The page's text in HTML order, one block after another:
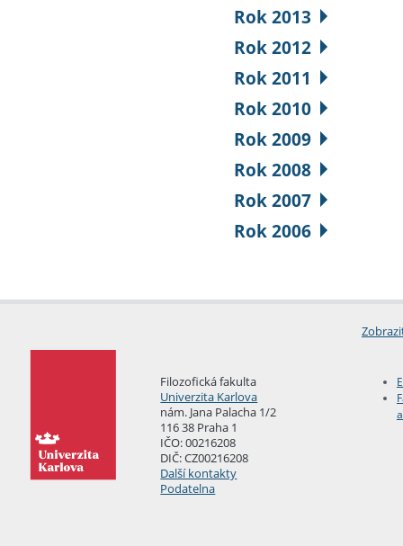
Rok 2013
Rok 2012
Rok 2011
Rok 2010
Rok 2009
Rok 2008
Rok 2007
Rok 2006
Filozofická fakulta
Univerzita Karlova
nám. Jana Palacha 1/2
116 38 Praha 1
IČO: 00216208
DIČ: CZ00216208
Další kontakty
Podatelna